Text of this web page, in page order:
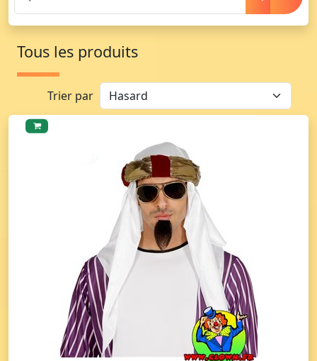
Tous les produits
Trier par